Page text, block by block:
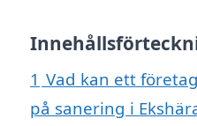
1 Vad kan ett
på sanering i